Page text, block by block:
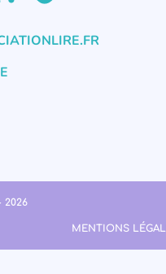
2026
MENTIONS